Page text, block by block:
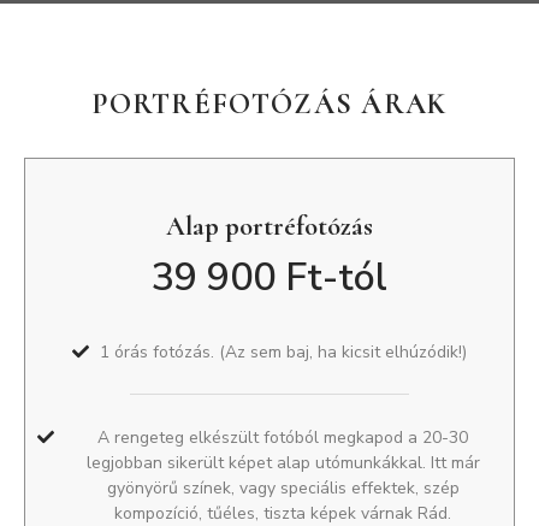
PORTRÉFOTÓZÁS ÁRAK
Alap portréfotózás
39 900 Ft-tól
1 órás fotózás. (Az sem baj, ha kicsit elhúzódik!)
A rengeteg elkészült fotóból megkapod a 20-30
legjobban sikerült képet alap utómunkákkal. Itt már
gyönyörű színek, vagy speciális effektek, szép
kompozíció, tűéles, tiszta képek várnak Rád.